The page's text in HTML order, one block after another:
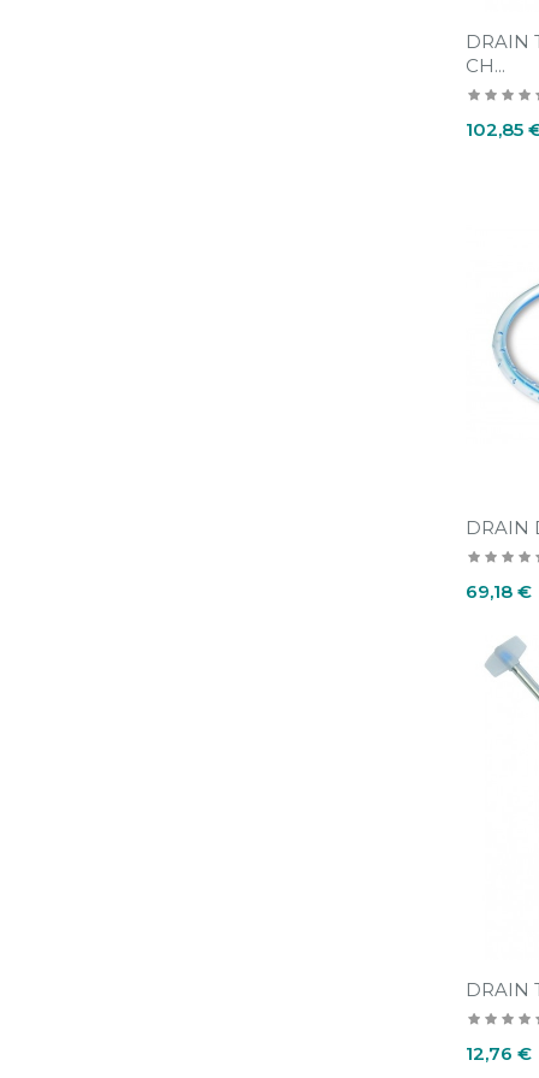
DRAIN
CH...
Prix
102,85
DRAIN
Prix
69,18 €
DRAIN
Prix
12,76 €